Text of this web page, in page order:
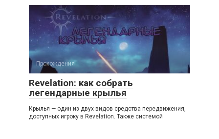
Прохождения
Revelation: как собрать
легендарные крылья
Крылья — один из двух видов средства передвижения,
доступных игроку в Revelation. Также системой